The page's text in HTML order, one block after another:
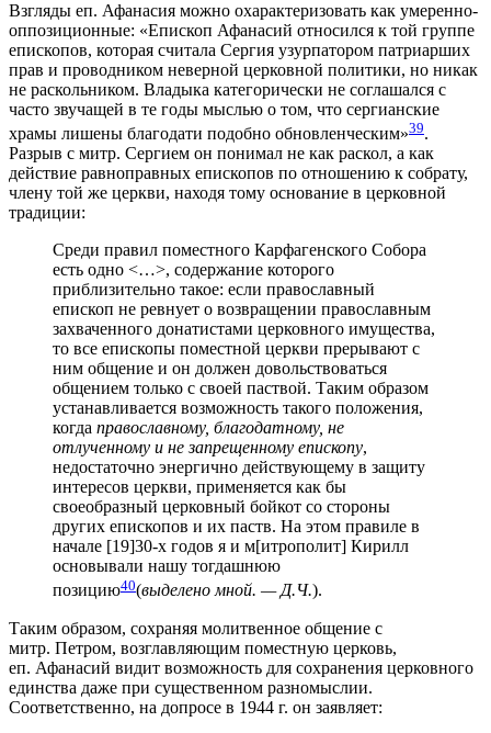
Взгляды еп. Афанасия можно охарактеризовать как умеренно-
оппозиционные: «Епископ Афанасий относился к той группе
епископов, которая считала Сергия узурпатором патриарших
прав и проводником неверной церковной политики, но никак
не раскольником. Владыка категорически не соглашался с
часто звучащей в те годы мыслью о том, что сергианские
храмы лишены благодати подобно обновленческим»39.
Разрыв с митр. Сергием он понимал не как раскол, а как
действие равноправных епископов по отношению к собрату,
члену той же церкви, находя тому основание в церковной
традиции:
Среди правил поместного Карфагенского Собора
есть одно <…>, содержание которого
приблизительно такое: если православный
епископ не ревнует о возвращении православным
захваченного донатистами церковного имущества,
то все епископы поместной церкви прерывают с
ним общение и он должен довольствоваться
общением только с своей паствой. Таким образом
устанавливается возможность такого положения,
когда православному, благодатному, не
отлученному и не запрещенному епископу,
недостаточно энергично действующему в защиту
интересов церкви, применяется как бы
своеобразный церковный бойкот со стороны
других епископов и их паств. На этом правиле в
начале [19]30-х годов я и м[итрополит] Кирилл
основывали нашу тогдашнюю
позицию40(выделено мной. — Д.Ч.).
Таким образом, сохраняя молитвенное общение с
митр. Петром, возглавляющим поместную церковь,
еп. Афанасий видит возможность для сохранения церковного
единства даже при существенном разномыслии.
Соответственно, на допросе в 1944 г. он заявляет: